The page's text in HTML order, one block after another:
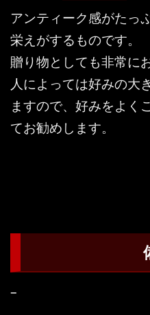
アンティーク感がたっ
栄えがするものです。
贈り物としても非常に
人によっては好みの大
ますので、好みをよく
てお勧めします。
–